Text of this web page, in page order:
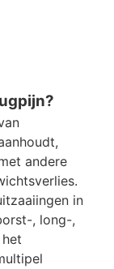
andere
in
, long-,